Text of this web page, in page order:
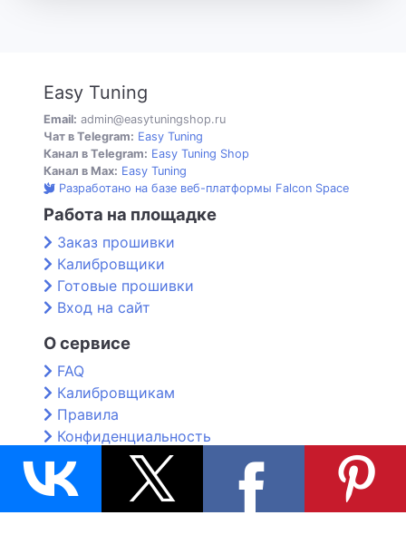
Easy Tuning
Email: admin@easytuningshop.ru
Чат в Telegram: Easy Tuning
Канал в Telegram: Easy Tuning Shop
Канал в Max: Easy Tuning
Разработано на базе веб-платформы Falcon Space
Работа на площадке
Заказ прошивки
Калибровщики
Готовые прошивки
Вход на сайт
О сервисе
FAQ
Калибровщикам
Правила
Конфиденциальность
Контакты